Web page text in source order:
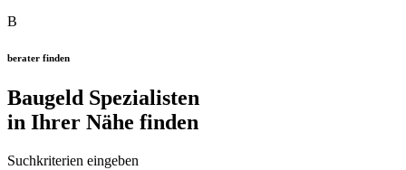
B
berater finden
Baugeld Spezialisten
in Ihrer Nähe finden
Suchkriterien eingeben